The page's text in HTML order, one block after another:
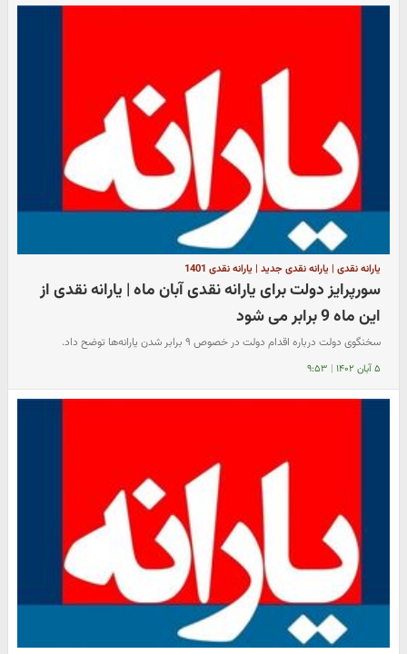
یارانه نقدی | یارانه نقدی جدید | یارانه نقدی 1401
سورپرایز دولت برای یارانه نقدی آبان ماه | یارانه نقدی از
این ماه 9 برابر می شود
سخنگوی دولت درباره اقدام دولت در خصوص ۹ برابر شدن یارانه‌ها توضح داد.
۵ آبان ۱۴۰۲ | ۹:۵۳